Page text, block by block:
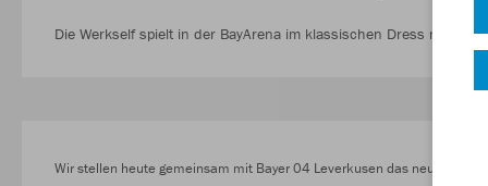
Die Werkself spielt in der BayArena im klassischen Dress mit
Wir stellen heute gemeinsam mit Bayer 04 Leverkusen das neue